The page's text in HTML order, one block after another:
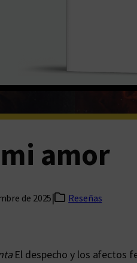
amor
de 2025| Reseñas
El despecho y los afectos